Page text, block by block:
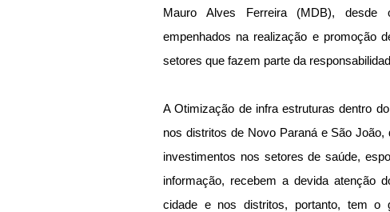
Mauro Alves Ferreira (MDB), desde
empenhados na realização e promoção
setores que fazem parte da
A Otimização de infra estruturas dentro
nos distritos de Novo Paraná e São
investimentos nos setores de saúde,
informação, recebem a devida atenção
cidade e nos distritos, portanto, tem o